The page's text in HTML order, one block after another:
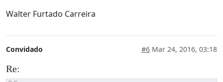
Walter Furtado Carreira
Convidado #6 Mar 24, 2016, 03:18
Re: